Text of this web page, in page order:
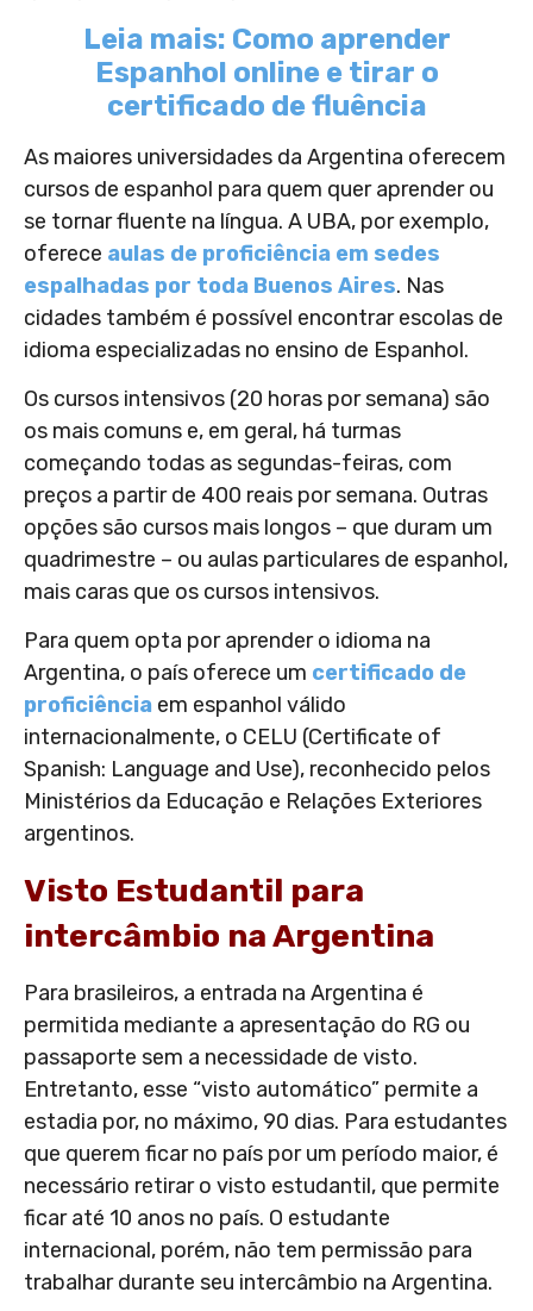
Leia mais: Como aprender
Espanhol online e tirar o
certificado de fluência
As maiores universidades da Argentina oferecem
cursos de espanhol para quem quer aprender ou
se tornar fluente na língua. A UBA, por exemplo,
oferece aulas de proficiência em sedes
espalhadas por toda Buenos Aires. Nas
cidades também é possível encontrar escolas de
idioma especializadas no ensino de Espanhol.
Os cursos intensivos (20 horas por semana) são
os mais comuns e, em geral, há turmas
começando todas as segundas-feiras, com
preços a partir de 400 reais por semana. Outras
opções são cursos mais longos – que duram um
quadrimestre – ou aulas particulares de espanhol,
mais caras que os cursos intensivos.
Para quem opta por aprender o idioma na
Argentina, o país oferece um certificado de
proficiência em espanhol válido
internacionalmente, o CELU (Certificate of
Spanish: Language and Use), reconhecido pelos
Ministérios da Educação e Relações Exteriores
argentinos.
Visto Estudantil para
intercâmbio na Argentina
Para brasileiros, a entrada na Argentina é
permitida mediante a apresentação do RG ou
passaporte sem a necessidade de visto.
Entretanto, esse “visto automático” permite a
estadia por, no máximo, 90 dias. Para estudantes
que querem ficar no país por um período maior, é
necessário retirar o visto estudantil, que permite
ficar até 10 anos no país. O estudante
internacional, porém, não tem permissão para
trabalhar durante seu intercâmbio na Argentina.